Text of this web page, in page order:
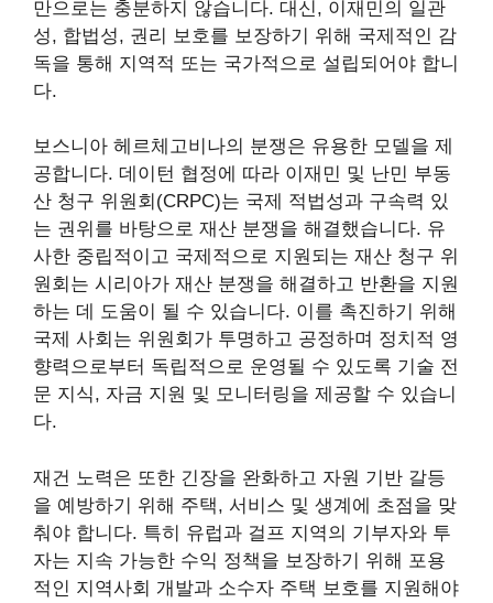
만으로는 충분하지 않습니다. 대신, 이재민의 일관
성, 합법성, 권리 보호를 보장하기 위해 국제적인 감
독을 통해 지역적 또는 국가적으로 설립되어야 합니
다.
보스니아 헤르체고비나의 분쟁은 유용한 모델을 제
공합니다. 데이턴 협정에 따라 이재민 및 난민 부동
산 청구 위원회(CRPC)는 국제 적법성과 구속력 있
는 권위를 바탕으로 재산 분쟁을 해결했습니다. 유
사한 중립적이고 국제적으로 지원되는 재산 청구 위
원회는 시리아가 재산 분쟁을 해결하고 반환을 지원
하는 데 도움이 될 수 있습니다. 이를 촉진하기 위해
국제 사회는 위원회가 투명하고 공정하며 정치적 영
향력으로부터 독립적으로 운영될 수 있도록 기술 전
문 지식, 자금 지원 및 모니터링을 제공할 수 있습니
다.
재건 노력은 또한 긴장을 완화하고 자원 기반 갈등
을 예방하기 위해 주택, 서비스 및 생계에 초점을 맞
춰야 합니다. 특히 유럽과 걸프 지역의 기부자와 투
자는 지속 가능한 수익 정책을 보장하기 위해 포용
적인 지역사회 개발과 소수자 주택 보호를 지원해야